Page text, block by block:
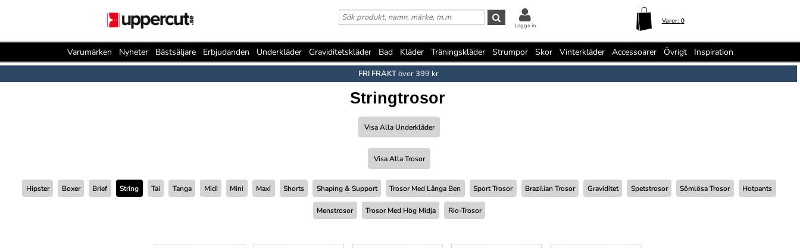
Varor: 0
Logga in
Varumärken Nyheter Bästsäljare Erbjudanden Underkläder Graviditetskläder Bad Kläder Träningskläder Strumpor Skor Vinterkläder Accessoarer Övrigt Inspiration
FRI FRAKTöver 399 kr
Stringtrosor
Visa Alla Underkläder
Visa Alla Trosor
Hipster Boxer Brief String Tai Tanga Midi Mini Maxi Shorts Shaping & Support Trosor Med Långa Ben Sport Trosor Brazilian Trosor Graviditet Spetstrosor Sömlösa Trosor Hotpants
Menstrosor Trosor Med Hög Midja Rio-Trosor